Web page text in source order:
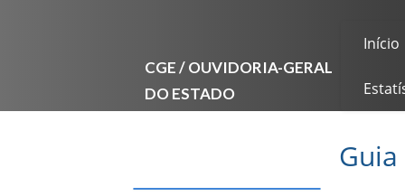
CGE / OUVIDORIA-GERAL
DO ESTADO
Início